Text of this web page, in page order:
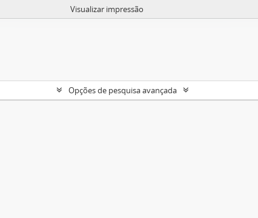
Visualizar impressão
Opções de pesquisa avançada